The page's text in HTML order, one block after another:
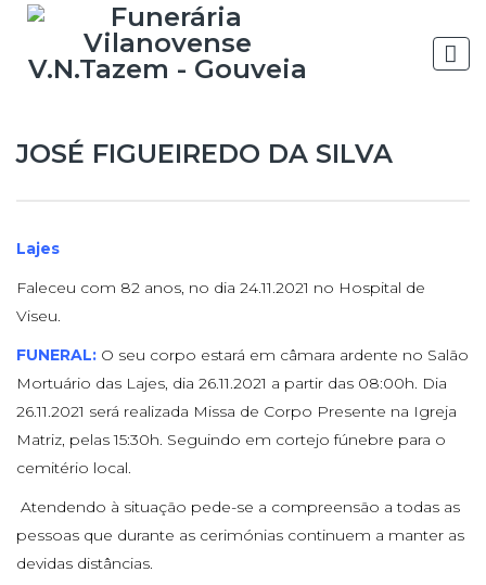
JOSÉ FIGUEIREDO DA SILVA
Lajes
Faleceu com 82 anos, no dia 24.11.2021 no Hospital de
Viseu.
FUNERAL: O seu corpo estará em câmara ardente no Salão
Mortuário das Lajes, dia 26.11.2021 a partir das 08:00h. Dia
26.11.2021 será realizada Missa de Corpo Presente na Igreja
Matriz, pelas 15:30h. Seguindo em cortejo fúnebre para o
cemitério local.
Atendendo à situação pede-se a compreensão a todas as
pessoas que durante as cerimónias continuem a manter as
devidas distâncias.